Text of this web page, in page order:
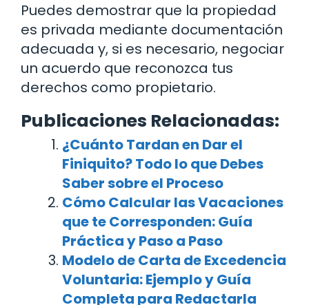
Puedes demostrar que la propiedad
es privada mediante documentación
adecuada y, si es necesario, negociar
un acuerdo que reconozca tus
derechos como propietario.
Publicaciones Relacionadas:
¿Cuánto Tardan en Dar el
Finiquito? Todo lo que Debes
Saber sobre el Proceso
Cómo Calcular las Vacaciones
que te Corresponden: Guía
Práctica y Paso a Paso
Modelo de Carta de Excedencia
Voluntaria: Ejemplo y Guía
Completa para Redactarla